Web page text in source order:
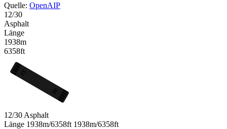
Quelle: OpenAIP
12/30
Asphalt
Länge
1938m
6358ft
30
12
12/30 Asphalt
Länge 1938m/6358ft 1938m/6358ft